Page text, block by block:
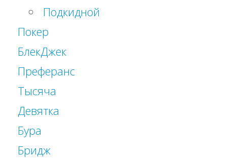
Подкидной
Покер
БлекДжек
Преферанс
Тысяча
Девятка
Бура
Бридж